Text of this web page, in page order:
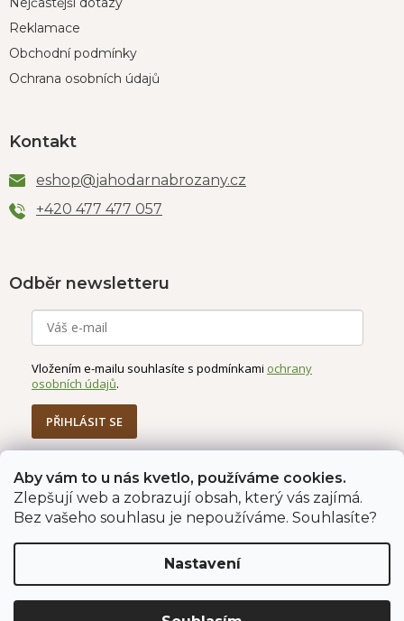
Aby vám to u nás kvetlo, používáme cookies.
Zlepšují web a zobrazují obsah, který vás zajímá.
Bez vašeho souhlasu je nepoužíváme. Souhlasíte?
Nastavení
Reklamace
Obchodní podmínky
Ochrana osobních údajů
Kontakt
eshop@jahodarnabrozany.cz
+420 477 477 057
Odběr newsletteru
Vložením e-mailu souhlasíte s podmínkami ochrany
osobních údajů.
PŘIHLÁSIT SE
Jahodárna Brozany Obchodní podmínky
Podmínky ochrany údajů
Vytvořil Shoptet Premium